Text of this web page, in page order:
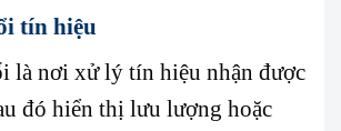
tín hiệu
là nơi xử lý tín hiệu nhận được
đó hiển thị lưu lượng hoặc